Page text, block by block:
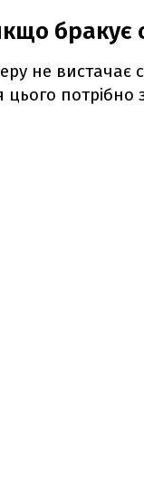
бракує
не вистачає
цього потрібно